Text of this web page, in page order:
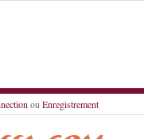
ou Enregistrement